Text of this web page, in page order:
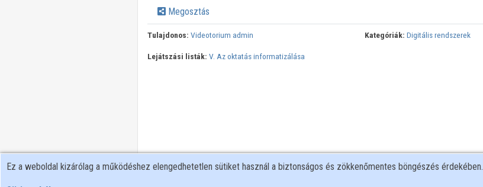
Megosztás
Tulajdonos: Videotorium admin Kategóriák: Digitális rendszerek
Lejátszási listák: V. Az oktatás informatizálása
Ez a weboldal kizárólag a működéshez elengedhetetlen sütiket használ a biztonságos és zökkenőmentes böngészés érdekében.